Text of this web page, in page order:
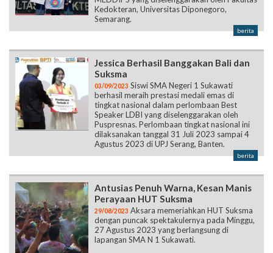
Kedokteran, Universitas Diponegoro,
Semarang.
berita
Jessica Berhasil Banggakan Bali dan
Suksma
03/09/2023 Siswi SMA Negeri 1 Sukawati
berhasil meraih prestasi medali emas di
tingkat nasional dalam perlombaan Best
Speaker LDBI yang diselenggarakan oleh
Puspresnas. Perlombaan tingkat nasional ini
dilaksanakan tanggal 31 Juli 2023 sampai 4
Agustus 2023 di UPJ Serang, Banten.
berita
Antusias Penuh Warna, Kesan Manis
Perayaan HUT Suksma
29/08/2023 Aksara memeriahkan HUT Suksma
dengan puncak spektakulernya pada Minggu,
27 Agustus 2023 yang berlangsung di
lapangan SMA N 1 Sukawati.